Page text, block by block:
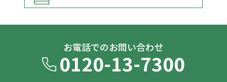
第２節 学校という組織の運営
第３節 教師のキャリア
お電話でのお問い合わせ
0120-13-7300